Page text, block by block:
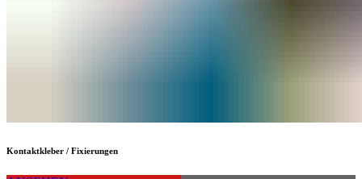
Kontaktkleber / Fixierungen